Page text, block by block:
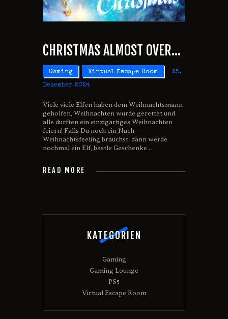
CHRISTMAS ALMOST OVER…
Gaming Virtual Escape Room 25.
Dezember 2024
Viele viele Elfen haben dem Weihnachtsmann
geholfen, Weihnachten wurde gerettet und
alle durften ein einzigartiges Weihnachten
feiern! Falls Du noch ein Nach-
Weihnachtsfeeling brauchst, dann werde
nochmal ein Elf, bastle Geschenke…
READ MORE
KATEGORIEN
Gaming
Gaming Lounge
PS5
Virtual Escape Room